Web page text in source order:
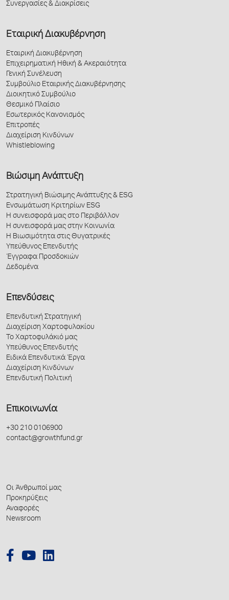
Συνεργασίες & Διακρίσεις
Εταιρική Διακυβέρνηση
Εταιρική Διακυβέρνηση
Επιχειρηματική Ηθική & Ακεραιότητα
Γενική Συνέλευση
Συμβούλιο Εταιρικής Διακυβέρνησης
Διοικητικό Συμβούλιο
Θεσμικό Πλαίσιο
Εσωτερικός Κανονισμός
Επιτροπές
Διαχείριση Κινδύνων
Whistleblowing
Βιώσιμη Ανάπτυξη
Στρατηγική Βιώσιμης Ανάπτυξης & ESG
Ενσωμάτωση Κριτηρίων ESG
Η συνεισφορά μας στο Περιβάλλον
Η συνεισφορά μας στην Κοινωνία
Η Βιωσιμότητα στις Θυγατρικές
Υπεύθυνος Επενδυτής
Έγγραφα Προσδοκιών
Δεδομένα
Επενδύσεις
Επενδυτική Στρατηγική
Διαχείριση Χαρτοφυλακίου
Το Χαρτοφυλάκιό μας
Υπεύθυνος Επενδυτής
Ειδικά Επενδυτικά Έργα
Διαχείριση Κινδύνων
Επενδυτική Πολιτική
Επικοινωνία
+30 210 0106900
contact@growthfund.gr
Οι Άνθρωποί μας
Προκηρύξεις
Αναφορές
Newsroom